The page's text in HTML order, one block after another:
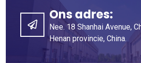
Ons adres:
Nee. 18 Shanhai Avenue,
Henan provincie, China.